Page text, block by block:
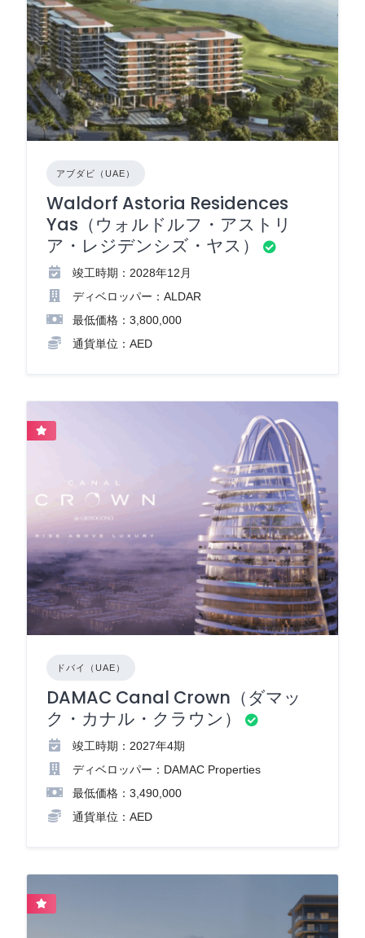
アブダビ（UAE）
Waldorf Astoria Residences
Yas（ウォルドルフ・アストリ
ア・レジデンシズ・ヤス）
竣工時期：2028年12月
ディベロッパー：ALDAR
最低価格：3,800,000
通貨単位：AED
ドバイ（UAE）
DAMAC Canal Crown（ダマッ
ク・カナル・クラウン）
竣工時期：2027年4期
ディベロッパー：DAMAC Properties
最低価格：3,490,000
通貨単位：AED